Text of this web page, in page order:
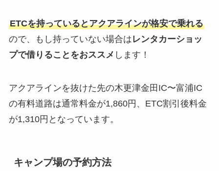
ETCを持っているとアクアラインが格安で乗れる
ので、もし持っていない場合はレンタカーショッ
プで借りることをおススメ します！
アクアラインを抜けた先の木更津金田IC〜富浦IC
の有料道路は通常料金が1,860円、ETC割引後料金
が1,310円となっています。
キャンプ場の予約方法